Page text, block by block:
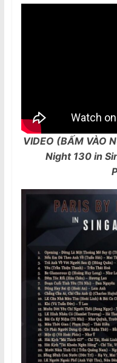
VIDEO (BẤM VÀO
Night 130 in